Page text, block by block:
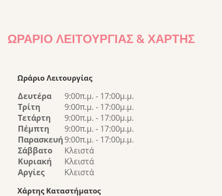
ΩΡΆΡΙΟ ΛΕΙΤΟΥΡΓΊΑΣ & ΧΆΡΤΗΣ
Ωράριο Λειτουργίας
Δευτέρα
9:00π.μ. - 17:00μ.μ.
Τρίτη
9:00π.μ. - 17:00μ.μ.
Τετάρτη
9:00π.μ. - 17:00μ.μ.
Πέμπτη
9:00π.μ. - 17:00μ.μ.
Παρασκευή9:00π.μ. - 17:00μ.μ.
Σάββατο
Κλειστά
Κυριακή
Κλειστά
Αργίες
Κλειστά
Χάρτης Καταστήματος